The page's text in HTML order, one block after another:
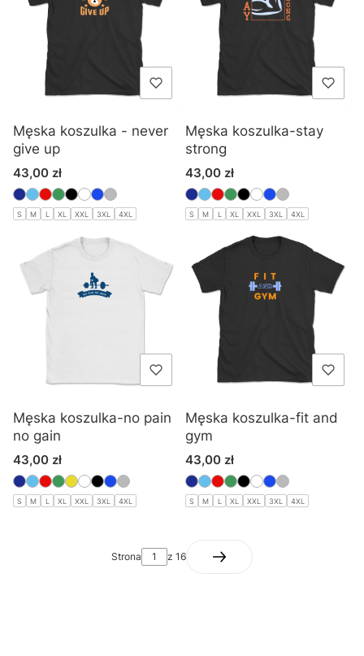
Męska koszulka - never
give up
Cena
43,00 zł
S M L XL XXL 3XL 4XL
Męska koszulka-stay
strong
Cena
43,00 zł
S M L XL XXL 3XL 4XL
Męska koszulka-no pain
no gain
Cena
43,00 zł
S M L XL XXL 3XL 4XL
Męska koszulka-fit and
gym
Cena
43,00 zł
S M L XL XXL 3XL 4XL
Strona z 16